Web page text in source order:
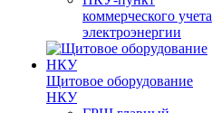
коммерческого учета
электроэнергии
Щитовое оборудование
НКУ